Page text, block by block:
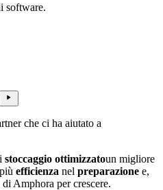
software.
che ci ha aiutato a
stoccaggio ottimizzatoun migliore
efficienza nel preparazione e,
Amphora per crescere.